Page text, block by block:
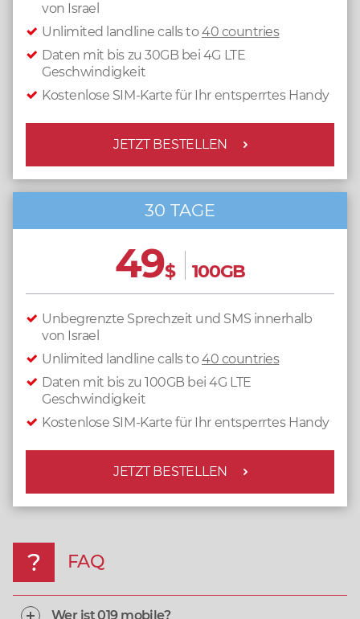
von Israel
Unlimited landline calls to40 countries
Daten mit bis zu 30GB bei 4G LTE
Geschwindigkeit
Kostenlose SIM-Karte für Ihr entsperrtes Handy
JETZT BESTELLEN
30 TAGE
49$ 100GB
Unbegrenzte Sprechzeit und SMS innerhalb
von Israel
Unlimited landline calls to40 countries
Daten mit bis zu 100GB bei 4G LTE
Geschwindigkeit
Kostenlose SIM-Karte für Ihr entsperrtes Handy
JETZT BESTELLEN
FAQ
Wer ist 019 mobile?